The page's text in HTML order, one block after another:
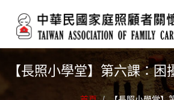
【長照小學堂】第六課：